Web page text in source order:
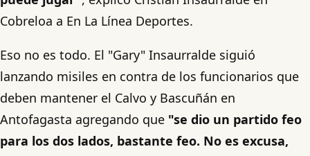
Cobreloa a En La Línea Deportes.
Eso no es todo. El "Gary" Insaurralde siguió
lanzando misiles en contra de los funcionarios que
deben mantener el Calvo y Bascuñán en
Antofagasta agregando que "se dio un partido feo
para los dos lados, bastante feo. No es excusa,